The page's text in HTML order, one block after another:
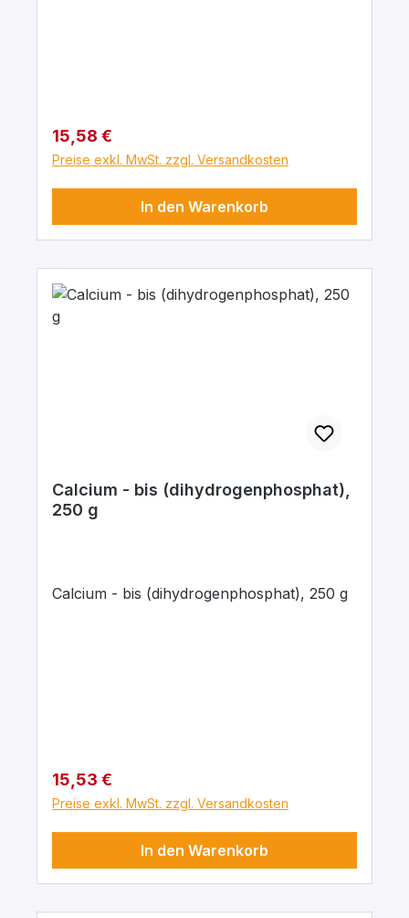
Regulärer Preis:
15,58 €
Preise exkl. MwSt. zzgl. Versandkosten
In den Warenkorb
Calcium - bis (dihydrogenphosphat),
250 g
Calcium - bis (dihydrogenphosphat), 250 g
Regulärer Preis:
15,53 €
Preise exkl. MwSt. zzgl. Versandkosten
In den Warenkorb